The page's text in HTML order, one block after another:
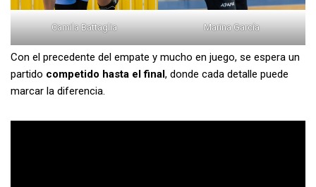
Camila Battaglia Marina García
Con el precedente del empate y mucho en juego, se espera un
partido competido hasta el final, donde cada detalle puede
marcar la diferencia.